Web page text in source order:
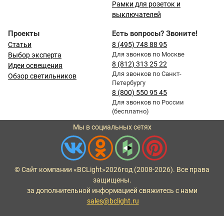
Рамки для розеток и
выключателей
Проекты
Статьи
Выбор эксперта
Идеи освещения
Обзор светильников
Есть вопросы? Звоните!
8 (495) 748 88 95
Для звонков по Москве
8 (812) 313 25 22
Для звонков по Санкт-
Петербургу
8 (800) 550 95 45
Для звонков по России
(бесплатно)
Мы в социальных сетях
© Сайт компании «BCLight»2026год (2008-2026). Все права
защищены.
за дополнительной информацией свяжитесь с нами
sales@bclight.ru